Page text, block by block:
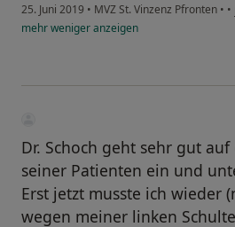
25. Juni 2019 • MVZ St. Vinzenz Pfronten • •
mehrwenigeranzeigen
Dr. Schoch geht sehr gut auf
seiner Patienten ein und
Erst jetzt musste ich wieder
wegen meiner linken